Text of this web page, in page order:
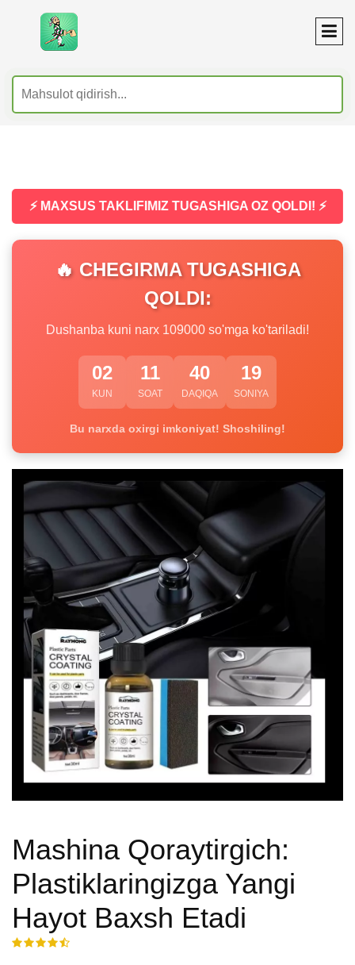
⚡ MAXSUS TAKLIFIMIZ TUGASHIGA OZ QOLDI! ⚡
🔥 CHEGIRMA TUGASHIGA
QOLDI:
Dushanba kuni narx 109000 so'mga ko'tariladi!
02
KUN
11
SOAT
40
DAQIQA
18
SONIYA
Bu narxda oxirgi imkoniyat! Shoshiling!
Mashina Qoraytirgich:
Plastiklaringizga Yangi
Hayot Baxsh Etadi